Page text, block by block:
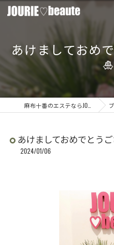
あけましておめ
🎍
ブログ
あけましておめでとう
2024/01/06